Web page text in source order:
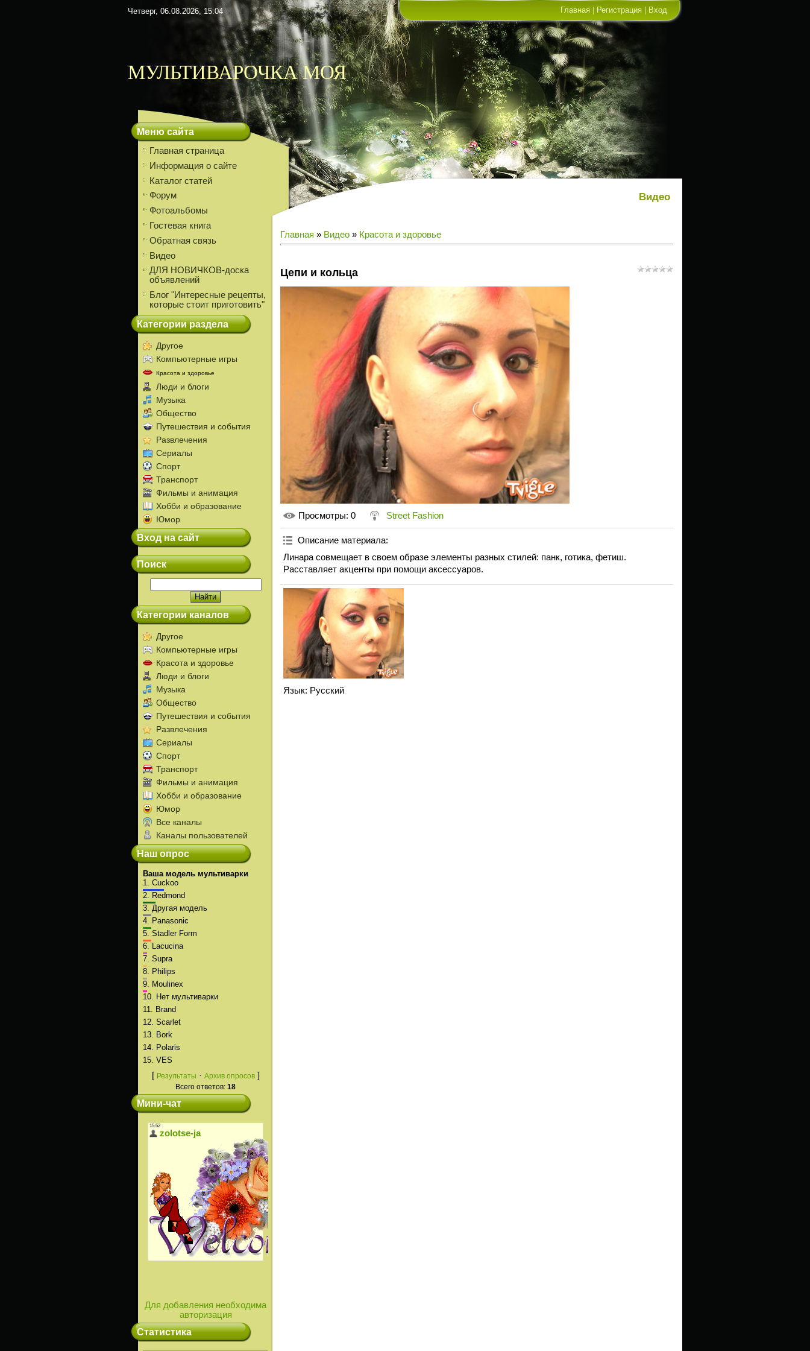
Четверг, 06.08.2026, 15:04 Главная Регистрация Вход
МУЛЬТИВАРОЧКА МОЯ
Меню сайта
Главная страница
Информация о сайте
Каталог статей
Форум
Фотоальбомы
Гостевая книга
Обратная связь
Видео
ДЛЯ НОВИЧКОВ-доска
объявлений
Блог "Интересные рецепты,
которые стоит приготовить"
Категории раздела
Другое
Компьютерные игры
Красота и здоровье
Люди и блоги
Музыка
Общество
Путешествия и события
Развлечения
Сериалы
Спорт
Транспорт
Фильмы и анимация
Хобби и образование
Юмор
Вход на сайт
Поиск
Категории каналов
Другое
Компьютерные игры
Красота и здоровье
Люди и блоги
Музыка
Общество
Путешествия и события
Развлечения
Сериалы
Спорт
Транспорт
Фильмы и анимация
Хобби и образование
Юмор
Все каналы
Каналы пользователей
Наш опрос
Ваша модель мультиварки
1. Cuckoo
2.
Redmond
3. Другая модель
4.
Panasonic
5. Stadler Form
6.
Lacucina
7. Supra
8.
Philips
9.
Moulinex
10.
Нет мультиварки
11.
Brand
12. Scarlet
13.
Bork
14.
Polaris
15. VES
[ Результаты · Архив опросов]
Всего ответов: 18
Мини-чат
Для добавления необходима
авторизация
Статистика
Видео
Главная » Видео » Красота и здоровье
Цепи и кольца
Просмотры: 0 Street Fashion
Описание материала:
Линара совмещает в своем образе элементы разных стилей: панк, готика, фетиш.
Расставляет акценты при помощи аксессуаров.
Язык: Русский